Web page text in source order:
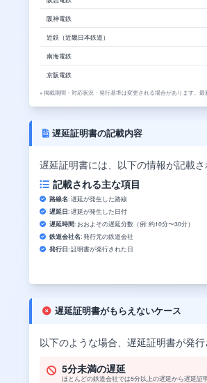
阪神電鉄
近鉄（近畿日本鉄道）
南海電鉄
京阪電鉄
※ 掲載期間・対応状況・発行基準は変更される場合があります。
遅延証明書の記載内容
遅延証明書には、以下の情報が記載
記載される主な項目
路線名: 遅延が発生した路線
遅延日: 遅延が発生した日付
遅延時間: おおよその遅延分数（例: 約10分〜30分）
鉄道会社名: 発行元の鉄道会社
発行日: 証明書が発行された日
遅延証明書がもらえないケース
以下のような場合、遅延証明書が発
5分未満の遅延
ほとんどの鉄道会社では5分以上の遅延から遅延証